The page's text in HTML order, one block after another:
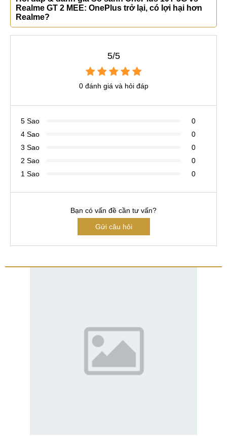
Realme GT 2 MEE: OnePlus trở lại, có lợi hại hơn
Realme?
5/5
0 đánh giá và hỏi đáp
5 Sao
0
4 Sao
0
3 Sao
0
2 Sao
0
1 Sao
0
Bạn có vấn đề cần tư vấn?
Gửi câu hỏi